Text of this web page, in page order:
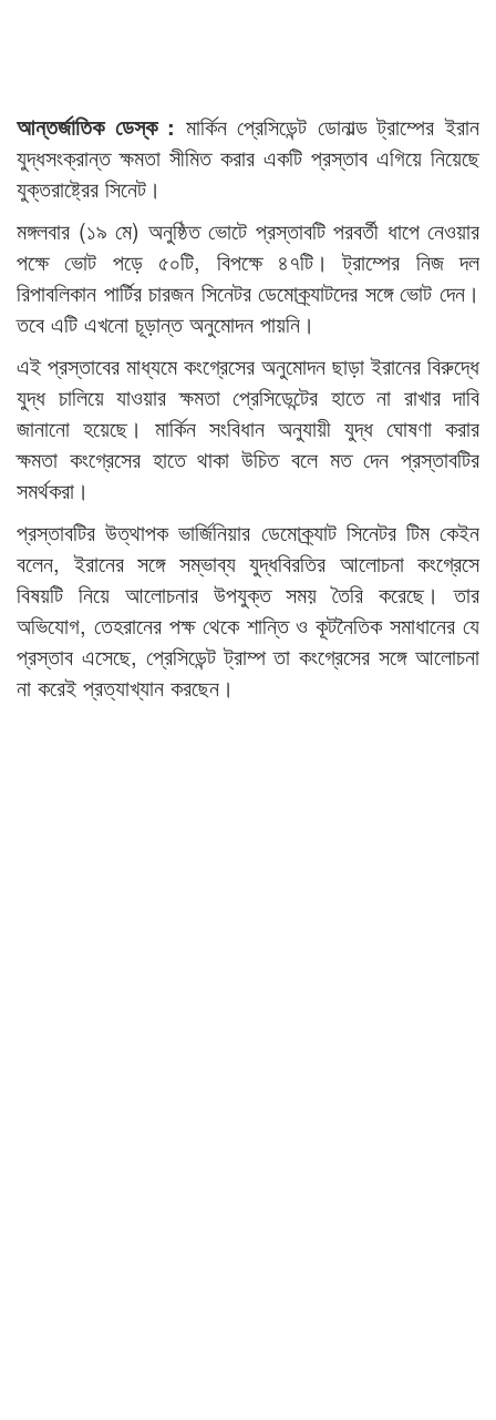
আন্তর্জাতিক ডেস্ক : মার্কিন প্রেসিডেন্ট ডোনাল্ড ট্রাম্পের ইরান
যুদ্ধসংক্রান্ত ক্ষমতা সীমিত করার একটি প্রস্তাব এগিয়ে নিয়েছে
যুক্তরাষ্ট্রের সিনেট।
মঙ্গলবার (১৯ মে) অনুষ্ঠিত ভোটে প্রস্তাবটি পরবর্তী ধাপে নেওয়ার
পক্ষে ভোট পড়ে ৫০টি, বিপক্ষে ৪৭টি। ট্রাম্পের নিজ দল
রিপাবলিকান পার্টির চারজন সিনেটর ডেমোক্র্যাটদের সঙ্গে ভোট দেন।
তবে এটি এখনো চূড়ান্ত অনুমোদন পায়নি।
এই প্রস্তাবের মাধ্যমে কংগ্রেসের অনুমোদন ছাড়া ইরানের বিরুদ্ধে
যুদ্ধ চালিয়ে যাওয়ার ক্ষমতা প্রেসিডেন্টের হাতে না রাখার দাবি
জানানো হয়েছে। মার্কিন সংবিধান অনুযায়ী যুদ্ধ ঘোষণা করার
ক্ষমতা কংগ্রেসের হাতে থাকা উচিত বলে মত দেন প্রস্তাবটির
সমর্থকরা।
প্রস্তাবটির উত্থাপক ভার্জিনিয়ার ডেমোক্র্যাট সিনেটর টিম কেইন
বলেন, ইরানের সঙ্গে সম্ভাব্য যুদ্ধবিরতির আলোচনা কংগ্রেসে
বিষয়টি নিয়ে আলোচনার উপযুক্ত সময় তৈরি করেছে। তার
অভিযোগ, তেহরানের পক্ষ থেকে শান্তি ও কূটনৈতিক সমাধানের যে
প্রস্তাব এসেছে, প্রেসিডেন্ট ট্রাম্প তা কংগ্রেসের সঙ্গে আলোচনা
না করেই প্রত্যাখ্যান করছেন।